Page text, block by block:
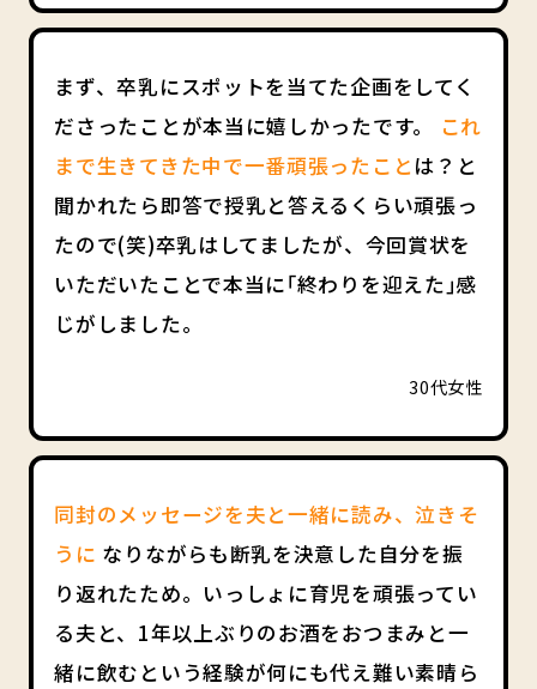
まず、卒乳にスポットを当てた企画をしてく
ださったことが本当に嬉しかったです。
これ
まで生きてきた中で一番頑張ったことは？と
聞かれたら即答で授乳と答えるくらい頑張っ
たので(笑)卒乳はしてましたが、今回賞状を
いただいたことで本当に｢終わりを迎えた｣感
じがしました。
30代女性
同封のメッセージを夫と一緒に読み、泣きそ
うに なりながらも断乳を決意した自分を振
り返れたため。いっしょに育児を頑張ってい
る夫と、1年以上ぶりのお酒をおつまみと一
緒に飲むという経験が何にも代え難い素晴ら